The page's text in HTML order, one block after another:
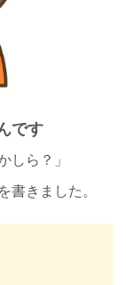
です
しら？」
書きました。